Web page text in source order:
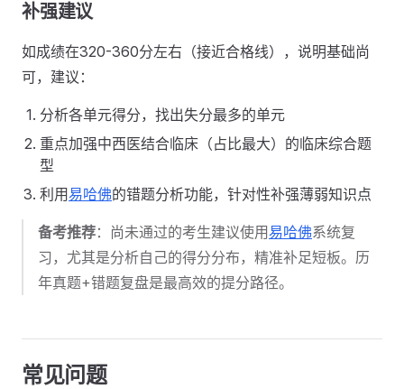
补强建议
如成绩在320-360分左右（接近合格线），说明基础尚
可，建议：
分析各单元得分，找出失分最多的单元
重点加强中西医结合临床（占比最大）的临床综合题
型
利用易哈佛的错题分析功能，针对性补强薄弱知识点
备考推荐：尚未通过的考生建议使用易哈佛系统复
习，尤其是分析自己的得分分布，精准补足短板。历
年真题+错题复盘是最高效的提分路径。
常见问题